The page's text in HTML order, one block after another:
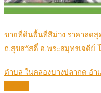
ขายที่ดินพื้นที่สีม่วง ราคาลดสุ
ถ.สุขสวัสดิ์ อ.พระสมุทรเจดีย์
ตำบล ในคลองบางปลากด อำ